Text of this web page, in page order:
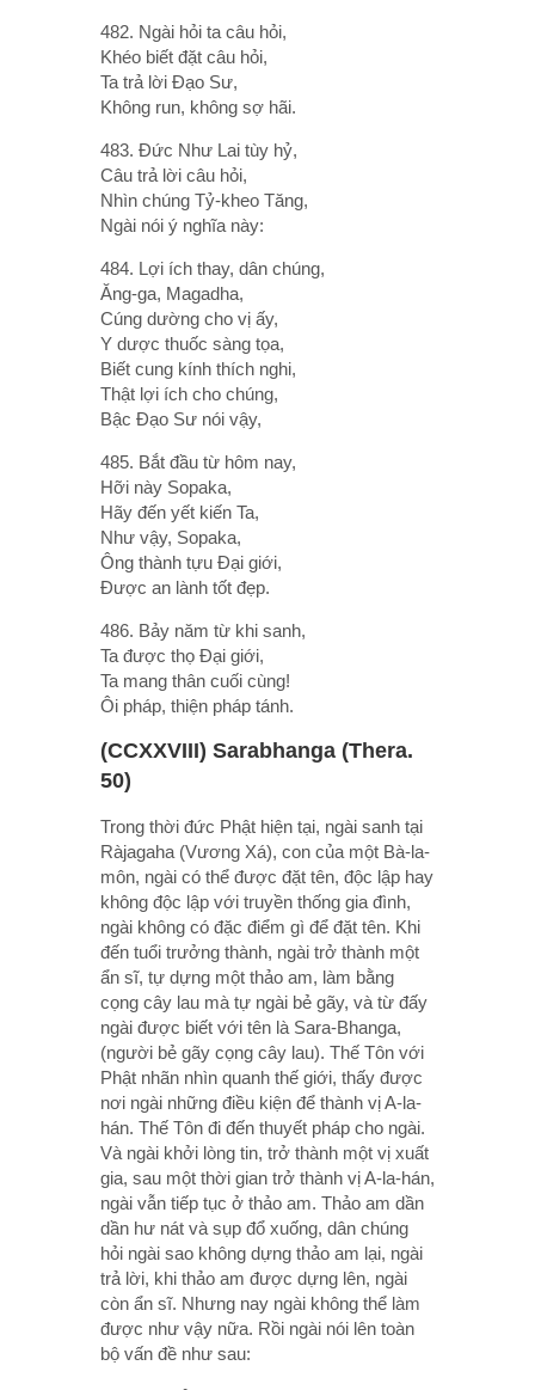
482. Ngài hỏi ta câu hỏi,
Khéo biết đặt câu hỏi,
Ta trả lời Ðạo Sư,
Không run, không sợ hãi.
483. Ðức Như Lai tùy hỷ,
Câu trả lời câu hỏi,
Nhìn chúng Tỷ-kheo Tăng,
Ngài nói ý nghĩa này:
484. Lợi ích thay, dân chúng,
Ăng-ga, Magadha,
Cúng dường cho vị ấy,
Y dược thuốc sàng tọa,
Biết cung kính thích nghi,
Thật lợi ích cho chúng,
Bậc Ðạo Sư nói vậy,
485. Bắt đầu từ hôm nay,
Hỡi này Sopaka,
Hãy đến yết kiến Ta,
Như vậy, Sopaka,
Ông thành tựu Ðại giới,
Ðược an lành tốt đẹp.
486. Bảy năm từ khi sanh,
Ta được thọ Ðại giới,
Ta mang thân cuối cùng!
Ôi pháp, thiện pháp tánh.
(CCXXVIII) Sarabhanga (Thera.
50)
Trong thời đức Phật hiện tại, ngài sanh tại
Ràjagaha (Vương Xá), con của một Bà-la-
môn, ngài có thể được đặt tên, độc lập hay
không độc lập với truyền thống gia đình,
ngài không có đặc điểm gì để đặt tên. Khi
đến tuổi trưởng thành, ngài trở thành một
ẩn sĩ, tự dựng một thảo am, làm bằng
cọng cây lau mà tự ngài bẻ gãy, và từ đấy
ngài được biết với tên là Sara-Bhanga,
(người bẻ gãy cọng cây lau). Thế Tôn với
Phật nhãn nhìn quanh thế giới, thấy được
nơi ngài những điều kiện để thành vị A-la-
hán. Thế Tôn đi đến thuyết pháp cho ngài.
Và ngài khởi lòng tin, trở thành một vị xuất
gia, sau một thời gian trở thành vị A-la-hán,
ngài vẫn tiếp tục ở thảo am. Thảo am dần
dần hư nát và sụp đổ xuống, dân chúng
hỏi ngài sao không dựng thảo am lại, ngài
trả lời, khi thảo am được dựng lên, ngài
còn ẩn sĩ. Nhưng nay ngài không thể làm
được như vậy nữa. Rồi ngài nói lên toàn
bộ vấn đề như sau: